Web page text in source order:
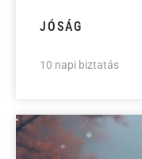
JÓSÁG
10 napi biztatás